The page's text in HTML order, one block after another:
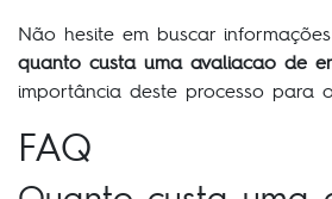
Não hesite em buscar
quanto custa uma avaliacao de
importância deste processo para
FAQ